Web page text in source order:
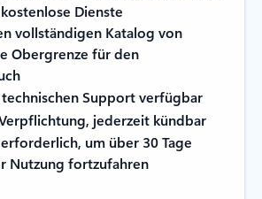
Dienste
vollständigen Katalog von
Obergrenze für den
Support verfügbar
jederzeit kündbar
um über 30 Tage
Nutzung fortzufahren